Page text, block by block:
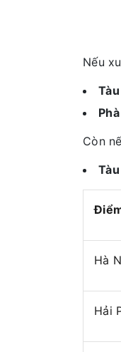
Nếu
Còn
Hà
Hải